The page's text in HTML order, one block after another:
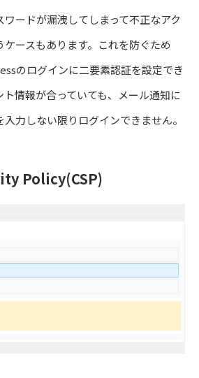
ードが漏洩してしまって不正なアク
ースもあります。これを防ぐため
のログインに二要素認証を設定でき
ト情報が合っていても、メール通知に
力しない限りログインできません。
Policy(CSP)